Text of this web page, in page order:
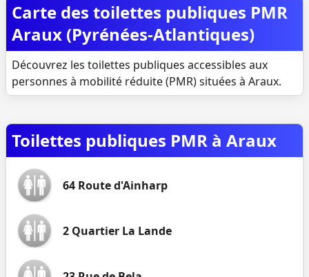
Carte des toilettes publiques PMR
Araux (Pyrénées-Atlantiques)
Découvrez les toilettes publiques accessibles aux
personnes à mobilité réduite (PMR) situées à Araux.
Toilettes publiques PMR à Araux
64 Route d'Ainharp
2 Quartier La Lande